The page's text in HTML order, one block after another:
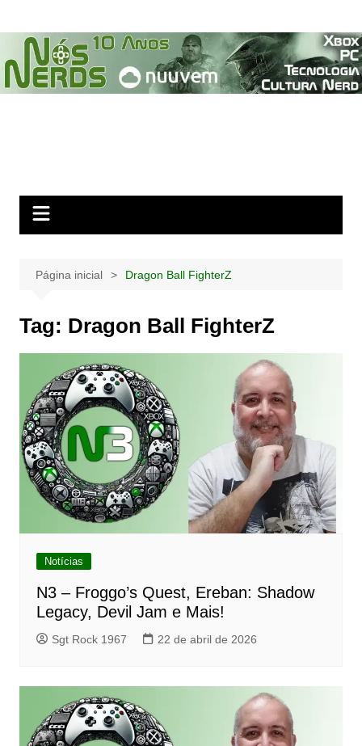
para
conteúdo
Página inicial Dragon Ball FighterZ
Tag: Dragon Ball FighterZ
Notícias
N3 – Froggo’s Quest, Ereban: Shadow
Legacy, Devil Jam e Mais!
Sgt Rock 1967 22 de abril de 2026